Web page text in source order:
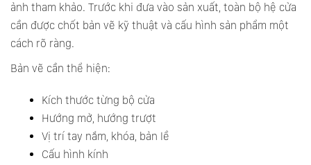
ảnh tham khảo. Trước khi đưa vào sản xuất, toàn bộ hệ cửa
cần được chốt bản vẽ kỹ thuật và cấu hình sản phẩm một
cách rõ ràng.
Bản vẽ cần thể hiện:
Kích thước từng bộ cửa
Hướng mở, hướng trượt
Vị trí tay nắm, khóa, bản lề
Cấu hình kính